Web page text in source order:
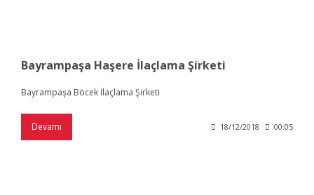
Bayrampaşa Haşere İlaçlama Şirketi
Bayrampaşa Böcek İlaçlama Şirketi
Devamı 18/12/2018 00:05